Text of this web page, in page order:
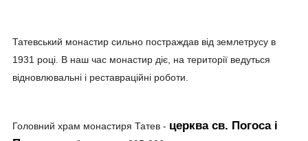
Татевський монастир сильно постраждав від землетрусу в
1931 році. В наш час монастир діє, на території ведуться
відновлювальні і реставраційні роботи.
Головний храм монастиря Татев - церква св. Погоса і